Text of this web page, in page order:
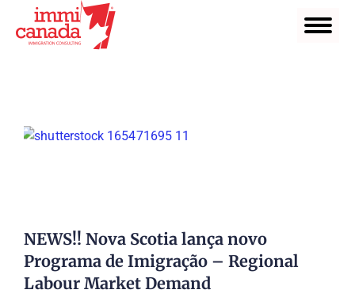
NEWS!! Nova Scotia lança novo
Programa de Imigração – Regional
Labour Market Demand